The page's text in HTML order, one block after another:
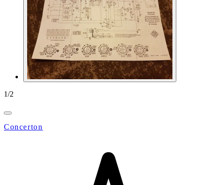
1/2
Concerton